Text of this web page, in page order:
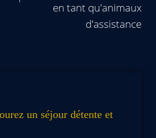
en tant qu'animaux
d'assistance
un séjour détente et